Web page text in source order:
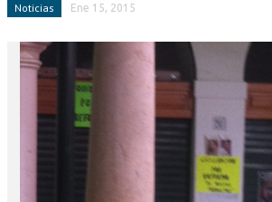
COMITÉ EJECUTIVO LOCAL DEL PP DE OSUNA
GRUPO MUNICIPAL POPULAR
ACTUALIDAD
NOTICIAS
Noticias Ene 15, 2015